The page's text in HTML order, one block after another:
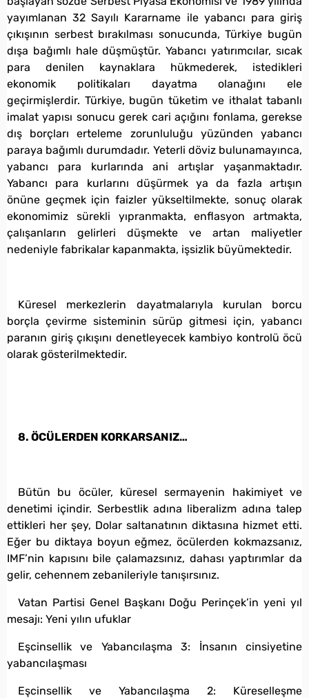
yayımlanan 32 Sayılı Kararname ile yabancı para giriş
çıkışının serbest bırakılması sonucunda, Türkiye bugün
dışa bağımlı hale düşmüştür. Yabancı yatırımcılar, sıcak
para denilen kaynaklara hükmederek, istedikleri
ekonomik politikaları dayatma olanağını ele
geçirmişlerdir. Türkiye, bugün tüketim ve ithalat tabanlı
imalat yapısı sonucu gerek cari açığını fonlama, gerekse
dış borçları erteleme zorunluluğu yüzünden yabancı
paraya bağımlı durumdadır. Yeterli döviz bulunamayınca,
yabancı para kurlarında ani artışlar yaşanmaktadır.
Yabancı para kurlarını düşürmek ya da fazla artışın
önüne geçmek için faizler yükseltilmekte, sonuç olarak
ekonomimiz sürekli yıpranmakta, enflasyon artmakta,
çalışanların gelirleri düşmekte ve artan maliyetler
nedeniyle fabrikalar kapanmakta, işsizlik büyümektedir.
Küresel merkezlerin dayatmalarıyla kurulan borcu
borçla çevirme sisteminin sürüp gitmesi için, yabancı
paranın giriş çıkışını denetleyecek kambiyo kontrolü öcü
olarak gösterilmektedir.
8. ÖCÜLERDEN KORKARSANIZ…
Bütün bu öcüler, küresel sermayenin hakimiyet ve
denetimi içindir. Serbestlik adına liberalizm adına talep
ettikleri her şey, Dolar saltanatının diktasına hizmet etti.
Eğer bu diktaya boyun eğmez, öcülerden kokmazsanız,
IMF’nin kapısını bile çalamazsınız, dahası yaptırımlar da
gelir, cehennem zebanileriyle tanışırsınız.
Vatan Partisi Genel Başkanı Doğu Perinçek’in yeni yıl
mesajı: Yeni yılın ufuklar
Eşcinsellik ve Yabancılaşma 3: İnsanın cinsiyetine
yabancılaşması
Eşcinsellik ve Yabancılaşma 2: Küreselleşme